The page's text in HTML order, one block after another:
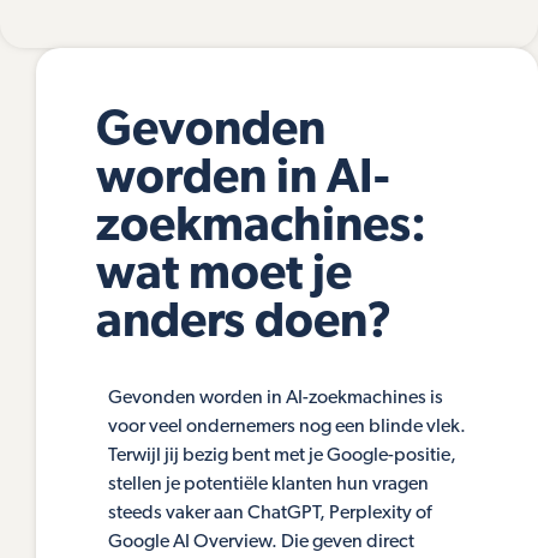
Gevonden
worden in AI-
zoekmachines:
wat moet je
anders doen?
Gevonden worden in AI-zoekmachines is
voor veel ondernemers nog een blinde vlek.
Terwijl jij bezig bent met je Google-positie,
stellen je potentiële klanten hun vragen
steeds vaker aan ChatGPT, Perplexity of
Google AI Overview. Die geven direct